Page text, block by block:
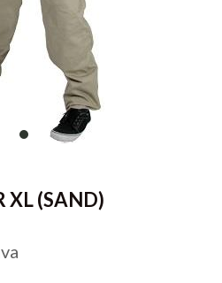
item
XL (SAND)